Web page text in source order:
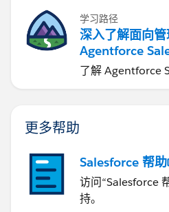
学习路径
深入了解面向
Agentforce
了解 Agentforce
更多帮助
Salesforce 帮助
访问“Salesforce
持。